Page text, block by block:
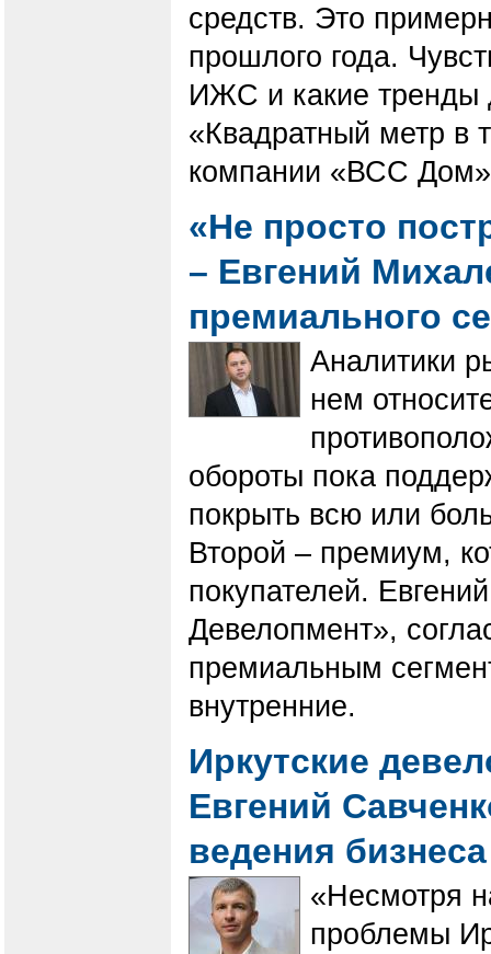
средств. Это
прошлого года.
ИЖС и какие тренды
«Квадратный метр в
компании «ВСС
«Не просто
– Евгений
премиального
Аналитики
нем
обороты пока
покрыть всю или
Второй – премиум,
покупателей.
Девелопмент»,
премиальным
внутренние.
Иркутские
Евгений
ведения
«Несмотря
проблемы